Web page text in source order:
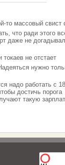
то массовый свист
что ради этого
даже не
не отстает
нужно
надо работать с
достичь порога
такую